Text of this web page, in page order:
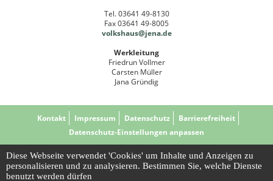
Tel. 03641 49-8130
Fax 03641 49-8005
volkshaus@jena.de
Werkleitung
Friedrun Vollmer
Carsten Müller
Jana Gründig
Kontakt Impressum Datenschutz
Barrierefreiheit
Datenschutz-Einstellungen anpassen
Diese Webseite verwendet 'Cookies' um Inhalte und Anzeigen zu
personalisieren und zu analysieren. Bestimmen Sie, welche Dienste
benutzt werden dürfen